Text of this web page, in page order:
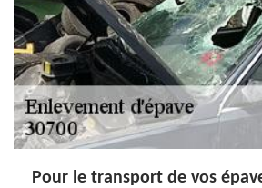
Pour le transport de vos